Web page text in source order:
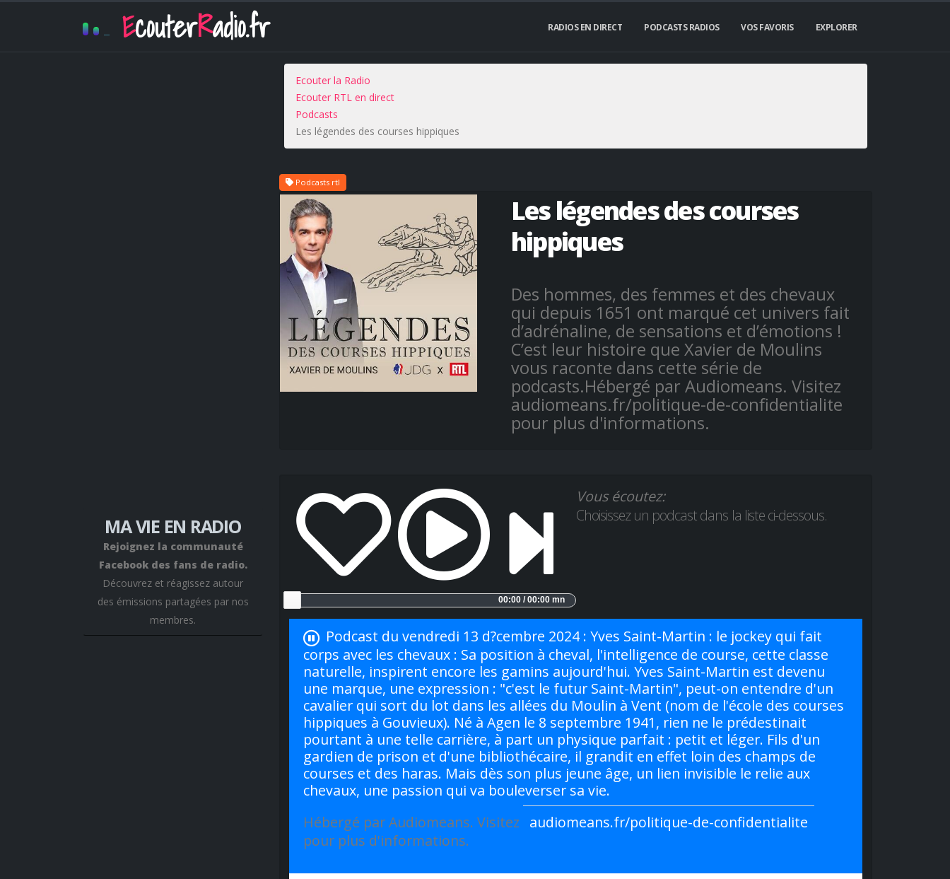
EcouterRadio.fr RADIOS EN DIRECT PODCASTS RADIOS VOS FAVORIS EXPLORER
MA VIE EN RADIO
Rejoignez la communauté
Facebook des fans de radio.
Découvrez et réagissez autour
des émissions partagées par nos
membres.
Ecouter la Radio
Ecouter RTL en direct
Podcasts
Les légendes des courses hippiques
Podcasts rtl
Les légendes des courses
hippiques
Des hommes, des femmes et des chevaux
qui depuis 1651 ont marqué cet univers fait
d’adrénaline, de sensations et d’émotions !
C’est leur histoire que Xavier de Moulins
vous raconte dans cette série de
podcasts.Hébergé par Audiomeans. Visitez
audiomeans.fr/politique-de-confidentialite
pour plus d'informations.
00:00 / 00:00 mn
Vous écoutez:
Choisissez un podcast dans la liste ci-dessous.
Podcast du vendredi 13 d?cembre 2024 : Yves Saint-Martin : le jockey qui fait
corps avec les chevaux : Sa position à cheval, l'intelligence de course, cette classe
naturelle, inspirent encore les gamins aujourd'hui. Yves Saint-Martin est devenu
une marque, une expression : "c'est le futur Saint-Martin", peut-on entendre d'un
cavalier qui sort du lot dans les allées du Moulin à Vent (nom de l'école des courses
hippiques à Gouvieux). Né à Agen le 8 septembre 1941, rien ne le prédestinait
pourtant à une telle carrière, à part un physique parfait : petit et léger. Fils d'un
gardien de prison et d'une bibliothécaire, il grandit en effet loin des champs de
courses et des haras. Mais dès son plus jeune âge, un lien invisible le relie aux
chevaux, une passion qui va bouleverser sa vie.
Hébergé par Audiomeans. Visitez audiomeans.fr/politique-de-confidentialite
pour plus d'informations.